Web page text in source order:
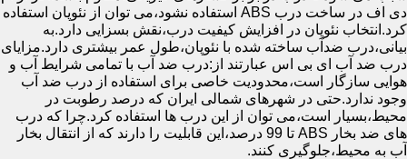
دی اف در ساخت درب ABS استفاده نشود،می توان از نئوپان استفاده
کرد.انتخاب نئوپان در افزایش کیفیت درب،نقش بسزایی دارد.به
بیانی،درب ضدآب ساخته شده با نئوپان،طول عمر بیشتری دارد.مزایای
درب ضد آب ای بی اس عبارتند از:درب ضد آب با تمامی شرایط آب و
هوایی سازگار است،محدودیت خاصی برای استفاده از درب ضد آب
وجود ندارد.حتی در شهرهای شمالی ایران که درصد رطوبت در
محیط،بسیار است،می توان از این درب ها استفاده کرد.چرا که درب
های ضد بخار ABS تا 99 درصد،این قابلیت را دارند که از انتقال بخار
آب به محیط،جلوگیری کنند.